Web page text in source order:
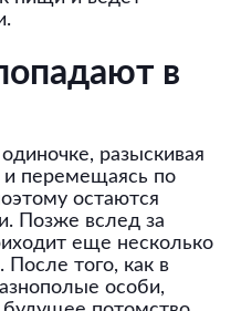
в
разыскивая
и перемещаясь по
остаются
Позже вслед за
еще несколько
После того, как в
особи,